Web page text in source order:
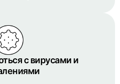
с вирусами и